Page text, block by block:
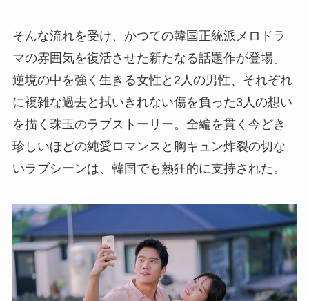
そんな流れを受け、かつての韓国正統派メロドラ
マの雰囲気を復活させた新たなる話題作が登場。
逆境の中を強く生きる女性と2人の男性、それぞれ
に複雑な過去と拭いきれない傷を負った3人の想い
を描く珠玉のラブストーリー。全編を貫く今どき
珍しいほどの純愛ロマンスと胸キュン炸裂の切な
いラブシーンは、韓国でも熱狂的に支持された。